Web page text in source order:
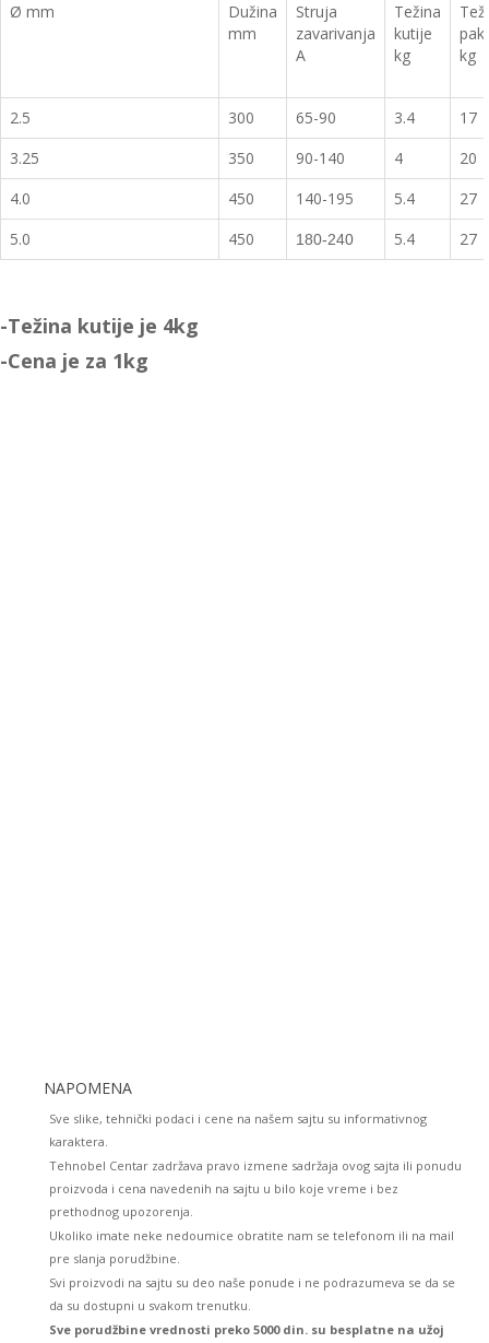
Ø mm
Dužina
mm
Struja
zavarivanja
A
Težina
kutije
kg
kg
2.5 300 65-90 3.4
17
3.25
350 90-140 4
20
4.0
450 140-195 5.4
27
5.0
450 180-240 5.4 27
-Težina kutije je 4kg
-Cena je za 1kg
NAPOMENA
Sve slike, tehnički podaci i cene na našem sajtu su informativnog
karaktera.
Tehnobel Centar zadržava pravo izmene sadržaja ovog sajta ili ponudu
proizvoda i cena navedenih na sajtu u bilo koje vreme i bez
prethodnog upozorenja.
Ukoliko imate neke nedoumice obratite nam se telefonom ili na mail
pre slanja porudžbine.
Svi proizvodi na sajtu su deo naše ponude i ne podrazumeva se da se
da su dostupni u svakom trenutku.
Sve porudžbine vrednosti preko 5000 din. su besplatne na užoj